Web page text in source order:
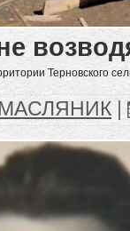
Терновского